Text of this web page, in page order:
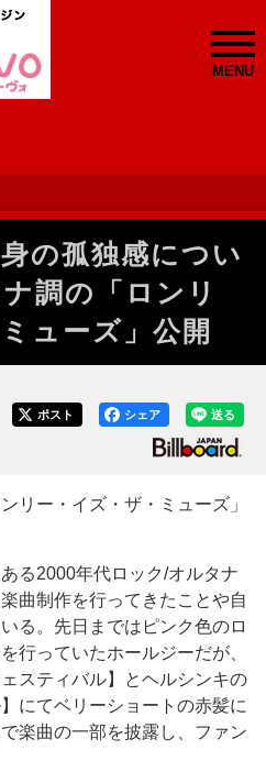
MENU
の孤独感につい
調の「ロンリ
ューズ」公開
送る
シェア
ポスト
リー・イズ・ザ・ミューズ」
る2000年代ロック/オルタナ
曲制作を行ってきたことや自
る。先日まではピンク色のロ
行っていたホールジーだが、
スティバル】とヘルシンキの
にてベリーショートの赤髪に
楽曲の一部を披露し、ファン